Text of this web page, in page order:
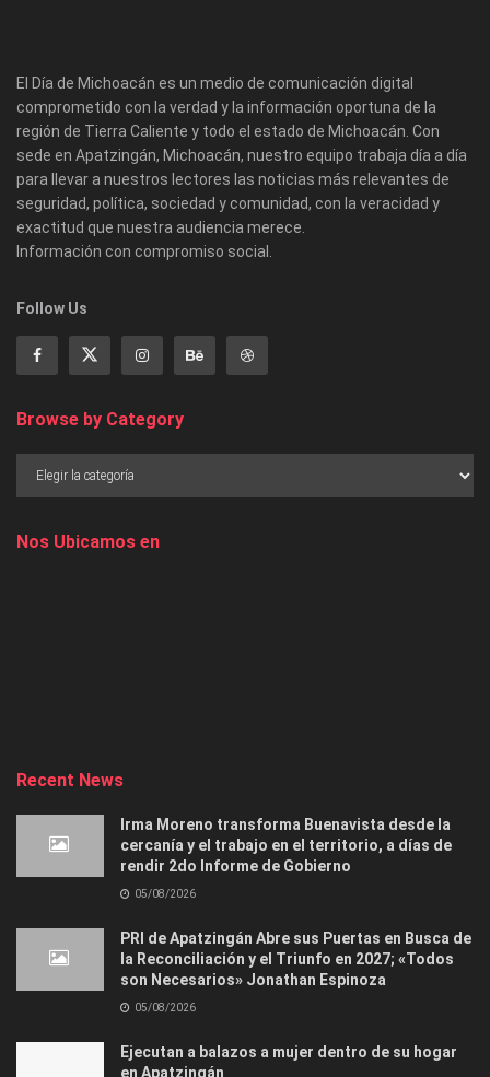
El Día de Michoacán es un medio de comunicación digital
comprometido con la verdad y la información oportuna de la
región de Tierra Caliente y todo el estado de Michoacán. Con
sede en Apatzingán, Michoacán, nuestro equipo trabaja día a día
para llevar a nuestros lectores las noticias más relevantes de
seguridad, política, sociedad y comunidad, con la veracidad y
exactitud que nuestra audiencia merece.
Información con compromiso social.
Follow Us
Browse by Category
Nos Ubicamos en
Recent News
Irma Moreno transforma Buenavista desde la
cercanía y el trabajo en el territorio, a días de
rendir 2do Informe de Gobierno
05/08/2026
PRI de Apatzingán Abre sus Puertas en Busca de
la Reconciliación y el Triunfo en 2027; «Todos
son Necesarios» Jonathan Espinoza
05/08/2026
Ejecutan a balazos a mujer dentro de su hogar
en Apatzingán